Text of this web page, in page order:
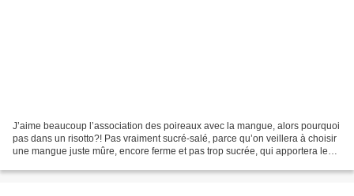
J’aime beaucoup l’association des poireaux avec la mangue, alors pourquoi
pas dans un risotto?! Pas vraiment sucré-salé, parce qu’on veillera à choisir
une mangue juste mûre, encore ferme et pas trop sucrée, qui apportera le